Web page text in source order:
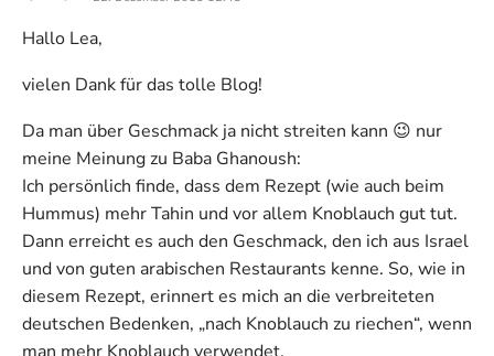
Hallo Lea,
vielen Dank für das tolle Blog!
Da man über Geschmack ja nicht streiten kann 😉 nur
meine Meinung zu Baba Ghanoush:
Ich persönlich finde, dass dem Rezept (wie auch beim
Hummus) mehr Tahin und vor allem Knoblauch gut tut.
Dann erreicht es auch den Geschmack, den ich aus Israel
und von guten arabischen Restaurants kenne. So, wie in
diesem Rezept, erinnert es mich an die verbreiteten
deutschen Bedenken, „nach Knoblauch zu riechen“, wenn